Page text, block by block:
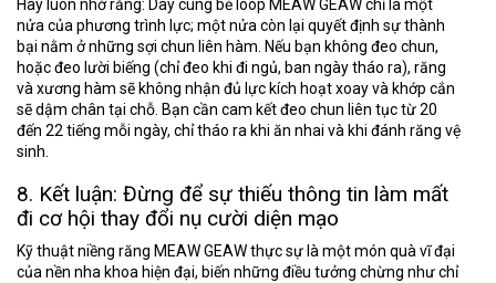
Hãy luôn nhớ rằng: Dây cung bẻ loop MEAW GEAW chỉ là một
nửa của phương trình lực; một nửa còn lại quyết định sự thành
bại nằm ởnhững sợi chun liên hàm . Nếu bạn không đeo chun,
hoặc đeo lười biếng (chỉ đeo khi đi ngủ, ban ngày tháo ra), răng
và xương hàm sẽ không nhận đủ lực kích hoạt xoay và khớp cắn
sẽ dậm chân tại chỗ. Bạn cần cam kết đeo chun liên tục từ20
đến 22 tiếng mỗi ngày, chỉ tháo ra khi ăn nhai và khi đánh răng vệ
sinh.
8. Kết luận: Đừng để sự thiếu thông tin làm mất
đi cơ hội thay đổi nụ cười diện mạo
Kỹ thuật niềng răng MEAW GEAW thực sự là một món quà vĩ đại
của nền nha khoa hiện đại, biến những điều tưởng chừng như chỉ